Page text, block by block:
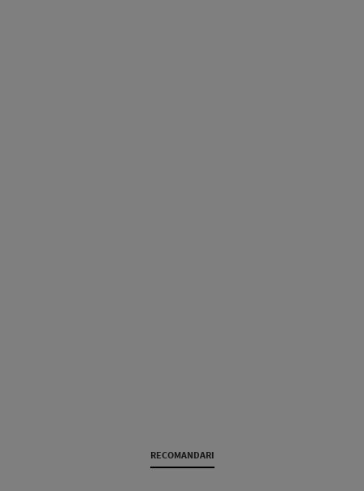
RECOMANDARI